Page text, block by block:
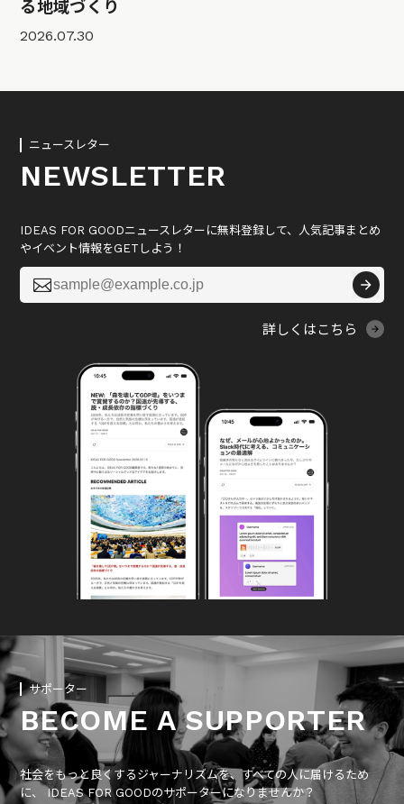
る地域づくり
2026.07.30
ニュースレター
NEWSLETTER
IDEAS FOR GOODニュースレターに無料登録して、人気記事まとめ
やイベント情報をGETしよう！

詳しくはこちら
サポーター
BECOME A SUPPORTER
社会をもっと良くするジャーナリズムを、すべての人に届けるため
に、 IDEAS FOR GOODのサポーターになりませんか？